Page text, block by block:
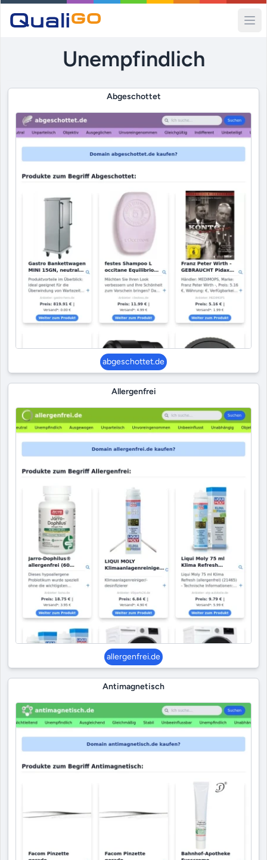
Unempfindlich
Abgeschottet
abgeschottet.de
Allergenfrei
allergenfrei.de
Antimagnetisch